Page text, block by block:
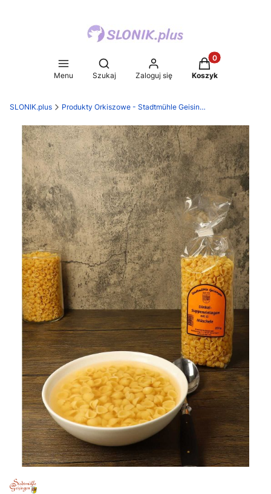
Menu
Otwórz wyszukiwarkę
Szukaj Zaloguj się
Produkty w
Koszyk
SLONIK.plus Produkty Orkiszowe - Stadtmühle Geisingen